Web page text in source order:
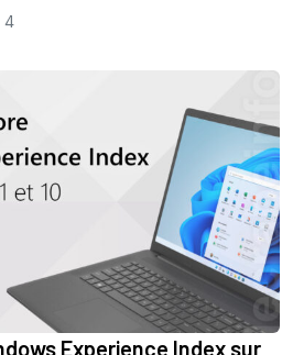
4
Experience Index sur